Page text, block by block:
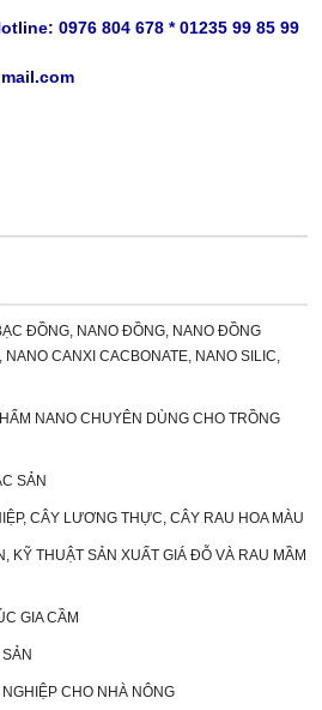
0976 804 678 * 01235 99 85 99
ĐỒNG, NANO ĐỒNG, NANO ĐỒNG
CANXI CACBONATE, NANO SILIC,
NANO CHUYÊN DÙNG CHO TRỒNG
SẢN
CÂY LƯƠNG THỰC, CÂY RAU HOA MÀU
KỸ THUẬT SẢN XUẤT GIÁ ĐỖ VÀ RAU MẦM
GIA CẦM
CHO NHÀ NÔNG